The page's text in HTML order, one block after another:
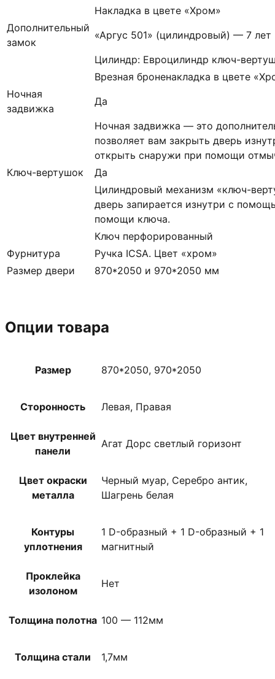
Накладка в цвете «Хром»
Дополнительный
замок
«Аргус 501» (цилиндровый) — 7 лет
Цилиндр: Евроцилиндр ключ-
Врезная броненакладка в цвете
Ночная
задвижка
Да
Ночная задвижка — это
позволяет вам закрыть дверь
открыть снаружи при помощи
Ключ-вертушок
Да
Цилиндровый механизм «ключ-
дверь запирается изнутри с
помощи ключа.
Ключ перфорированный
Фурнитура
Ручка ICSA. Цвет «хром»
Размер двери
870*2050 и 970*2050 мм
Опции товара
Размер 870*2050, 970*2050
Сторонность Левая, Правая
Цвет внутренней
панели
Агат Дорс светлый горизонт
Цвет окраски
металла
Черный муар, Серебро антик,
Шагрень белая
Контуры
уплотнения
1 D-образный + 1 D-образный + 1
магнитный
Проклейка
изолоном
Нет
Толщина полотна 100 — 112мм
Толщина стали 1,7мм